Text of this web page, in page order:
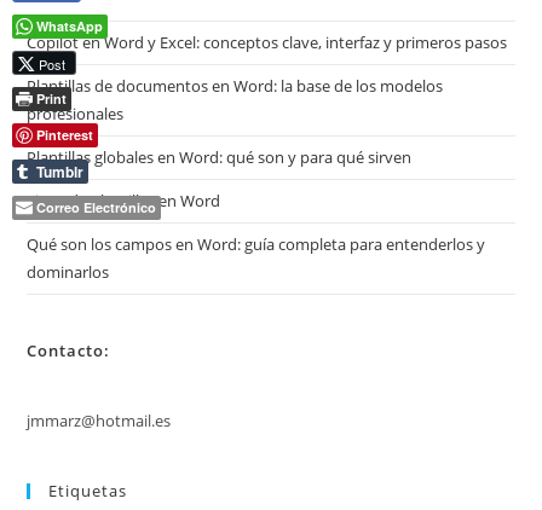
Copilot en Word y Excel: conceptos clave, interfaz y primeros pasos
Plantillas de documentos en Word: la base de los modelos
profesionales
Plantillas globales en Word: qué son y para qué sirven
Tipos de plantillas en Word
Qué son los campos en Word: guía completa para entenderlos y
dominarlos
Contacto:
jmmarz@hotmail.es
Etiquetas
WhatsApp
Post
Print
Pinterest
Tumblr
Correo Electrónico